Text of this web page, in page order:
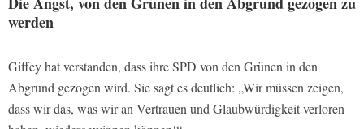
werden
Giffey hat verstanden, dass ihre SPD von den Grünen in den
Abgrund gezogen wird. Sie sagt es deutlich: „Wir müssen zeigen,
dass wir das, was wir an Vertrauen und Glaubwürdigkeit verloren